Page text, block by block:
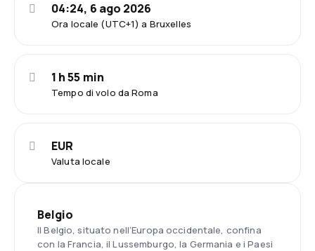
Ora locale (UTC+1) a Bruxelles
04:24, 6 ago 2026
Tempo di volo da Roma
1 h 55 min
Valuta locale
EUR
Belgio
Il Belgio, situato nell’Europa occidentale, confina
con la Francia, il Lussemburgo, la Germania e i Paesi